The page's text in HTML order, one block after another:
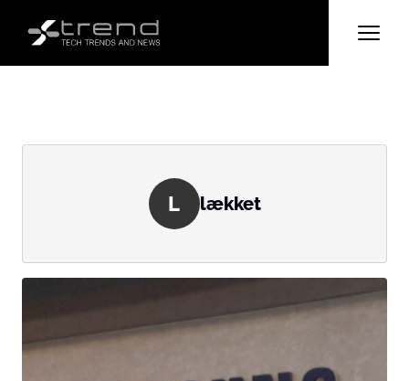
L lækket